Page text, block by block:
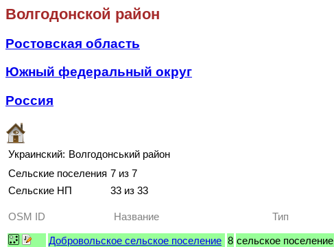
Волгодонской район
Ростовская область
Южный федеральный округ
Россия
Украинский: Волгодонський район
Сельские поселения 7 из 7
Сельские НП
33 из 33
OSM ID Название Тип
Добровольское сельское поселение 8 сельское поселение